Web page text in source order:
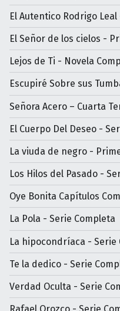
El Autentico Rodrigo
El Señor de los cielos -
Lejos de Ti - Novela
Escupiré Sobre sus
Señora Acero – Cuarta
El Cuerpo Del Deseo -
La viuda de negro -
Los Hilos del Pasado -
Oye Bonita Capítulos
La Pola - Serie Completa
La hipocondríaca - Serie
Te la dedico - Serie
Verdad Oculta - Serie